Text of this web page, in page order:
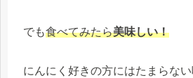
でも食べてみたら美味しい！
にんにく好きの方にはたまらな